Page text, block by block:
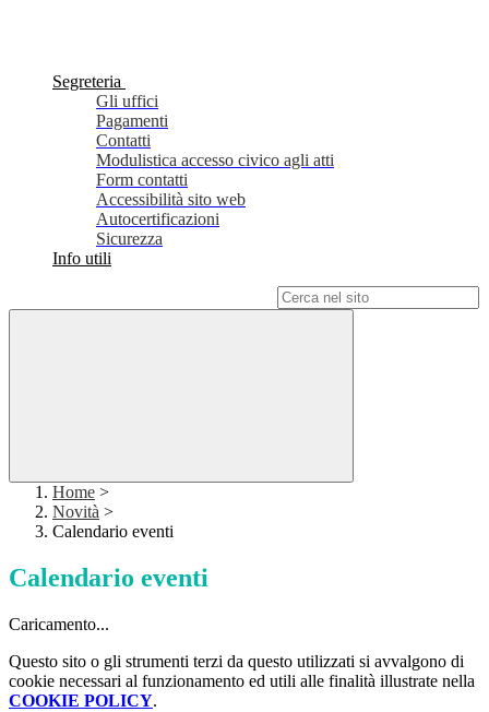
Segreteria
Gli uffici
Pagamenti
Contatti
Modulistica accesso civico agli atti
Form contatti
Accessibilità sito web
Autocertificazioni
Sicurezza
Info utili
Home >
Novità >
Calendario eventi
Calendario eventi
Caricamento...
Questo sito o gli strumenti terzi da questo utilizzati si avvalgono di
cookie necessari al funzionamento ed utili alle finalità illustrate nella
COOKIE POLICY.